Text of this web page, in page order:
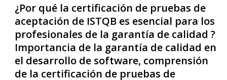
¿Por qué la certificación de pruebas de
aceptación de ISTQB es esencial para los
profesionales de la garantía de calidad ?
Importancia de la garantía de calidad en
el desarrollo de software, comprensión
de la certificación de pruebas de